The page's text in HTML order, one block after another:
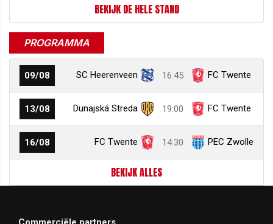
BEKIJK DE HELE STAND
PROGRAMMA
09/08 SC Heerenveen 16:45 FC Twente
13/08 Dunajská Streda 19:00 FC Twente
16/08 FC Twente 14:30 PEC Zwolle
BEKIJK ALLES